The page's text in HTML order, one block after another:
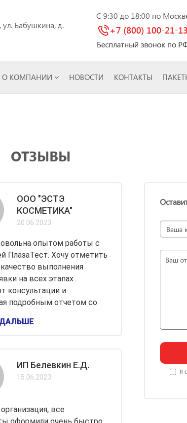
ул. Бабушкина, д.
C 9:30 до 18:00 по
+7 (800) 100-21-13
Бесплатный звонок по
О КОМПАНИИ НОВОСТИ КОНТАКТЫ
ОТЗЫВЫ
ООО "ЭСТЭ
КОСМЕТИКА"
20.06.2023
опытом работы с
ПлазаТест. Хочу отметить
выполнения
на всех этапах .
консультации и
подробным отчетом со
ИП Белевкин Е.Д.
15.06.2023
все
Я